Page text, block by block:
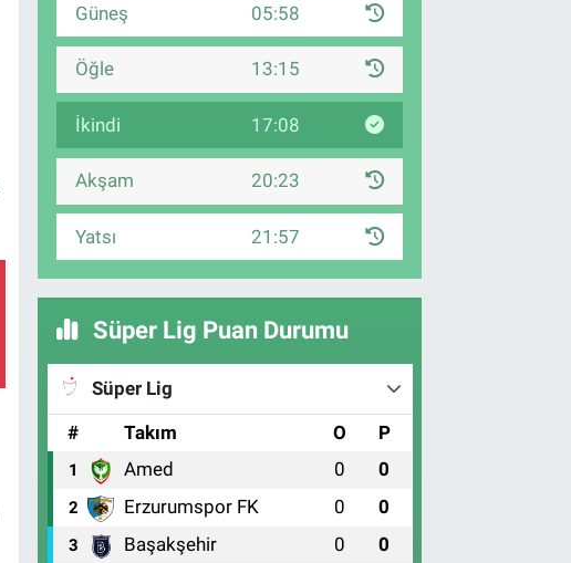
Güneş 05:58
Öğle 13:15
İkindi 17:08
Akşam 20:23
Yatsı 21:57
Süper Lig Puan Durumu
Süper Lig
#
Takım O P
1 Amed 0 0
2 Erzurumspor FK 0 0
3 Başakşehir 0 0